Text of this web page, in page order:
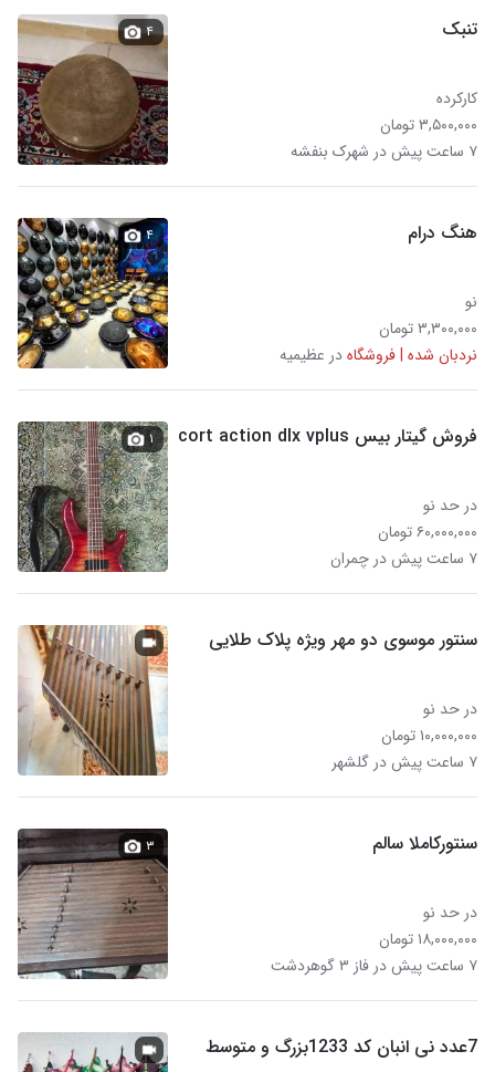
تنبک
کارکرده
۳,۵۰۰,۰۰۰ تومان
۷ ساعت پیش در شهرک بنفشه
۴
هنگ درام
نو
۳,۳۰۰,۰۰۰ تومان
نردبان شده | فروشگاهدر عظیمیه
۴
فروش گیتار بیس cort action dlx vplus
در حد نو
۶۰,۰۰۰,۰۰۰ تومان
۷ ساعت پیش در چمران
۱
سنتور موسوی دو مهر ویژه پلاک طلایی
در حد نو
۱۰,۰۰۰,۰۰۰ تومان
۷ ساعت پیش در گلشهر
سنتورکاملا سالم
در حد نو
۱۸,۰۰۰,۰۰۰ تومان
۷ ساعت پیش در فاز ۳ گوهردشت
۳
7عدد نی انبان کد 1233بزرگ و متوسط